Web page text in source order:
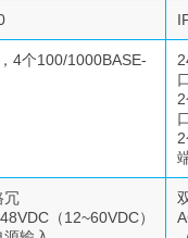
4个100/1000BASE-
冗
（12~60VDC）